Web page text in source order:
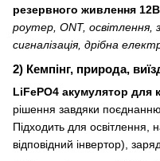
резервного живлення 12В
роутер, ONT, освітлення,
сигналізація, дрібна
2) Кемпінг, природа,
LiFePO4 акумулятор для
рішення завдяки
Підходить для освітлення,
відповідний інвертор),